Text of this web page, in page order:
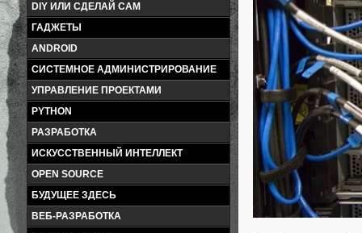
DIY ИЛИ СДЕЛАЙ САМ
ГАДЖЕТЫ
ANDROID
СИСТЕМНОЕ АДМИНИСТРИРОВАНИЕ
УПРАВЛЕНИЕ ПРОЕКТАМИ
PYTHON
РАЗРАБОТКА
ИСКУССТВЕННЫЙ ИНТЕЛЛЕКТ
OPEN SOURCE
БУДУЩЕЕ ЗДЕСЬ
ВЕБ-РАЗРАБОТКА